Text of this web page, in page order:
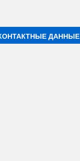
ДАННЫЕ